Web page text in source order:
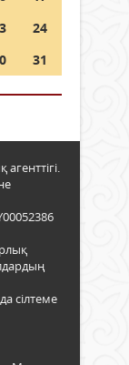
24
31
сілтеме